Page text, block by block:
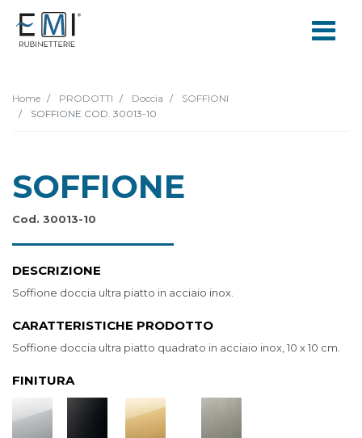
Home PRODOTTI Doccia
SOFFIONI
SOFFIONE COD. 30013-10
SOFFIONE
Cod. 30013-10
DESCRIZIONE
Soffione doccia ultra piatto in acciaio inox.
CARATTERISTICHE PRODOTTO
Soffione doccia ultra piatto quadrato in acciaio inox, 10 x 10 cm.
FINITURA